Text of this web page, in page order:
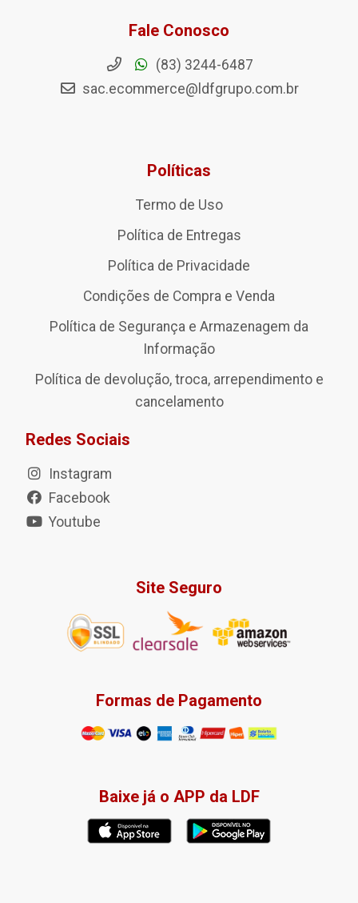
Fale Conosco
(83) 3244-6487
sac.ecommerce@ldfgrupo.com.br
Políticas
Termo de Uso
Política de Entregas
Política de Privacidade
Condições de Compra e Venda
Política de Segurança e Armazenagem da
Informação
Política de devolução, troca, arrependimento e
cancelamento
Redes Sociais
Instagram
Facebook
Youtube
Site Seguro
Formas de Pagamento
Baixe já o APP da LDF